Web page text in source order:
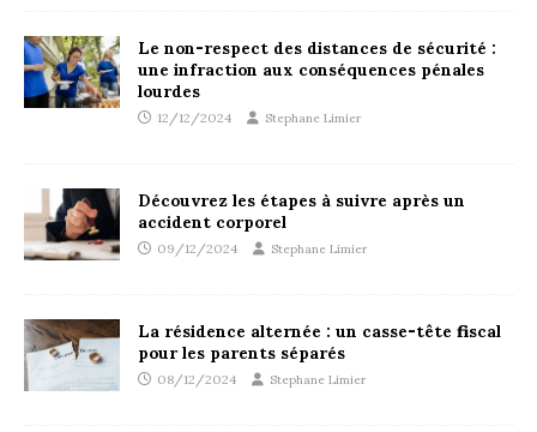
Le non-respect des distances de sécurité :
une infraction aux conséquences pénales
lourdes
12/12/2024 Stephane Limier
Découvrez les étapes à suivre après un
accident corporel
09/12/2024 Stephane Limier
La résidence alternée : un casse-tête fiscal
pour les parents séparés
08/12/2024 Stephane Limier